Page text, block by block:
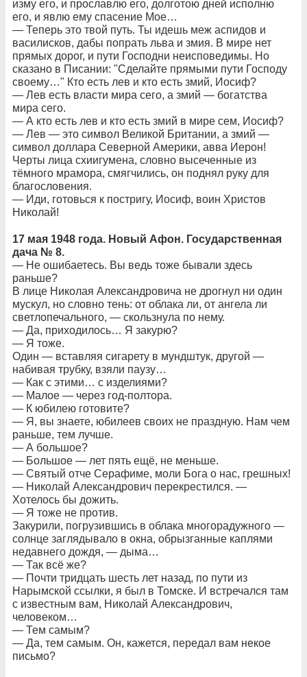
изму его, и прославлю его, долготою дней исполню
его, и явлю ему спасение Мое…
— Теперь это твой путь. Ты идешь меж аспидов и
василисков, дабы попрать льва и змия. В мире нет
прямых дорог, и пути Господни неисповедимы. Но
сказано в Писании: "Сделайте прямыми пути Господу
своему…" Кто есть лев и кто есть змий, Иосиф?
— Лев есть власти мира сего, а змий — богатства
мира сего.
— А кто есть лев и кто есть змий в мире сем, Иосиф?
— Лев — это символ Великой Британии, а змий —
символ доллара Северной Америки, авва Иерон!
Черты лица схиигумена, словно высеченные из
тёмного мрамора, смягчились, он поднял руку для
благословения.
— Иди, готовься к постригу, Иосиф, воин Христов
Николай!
17 мая 1948 года. Новый Афон. Государственная
дача № 8.
— Не ошибаетесь. Вы ведь тоже бывали здесь
раньше?
В лице Николая Александровича не дрогнул ни один
мускул, но словно тень: от облака ли, от ангела ли
светлопечального, — скользнула по нему.
— Да, приходилось… Я закурю?
— Я тоже.
Один — вставляя сигарету в мундштук, другой —
набивая трубку, взяли паузу…
— Как с этими… с изделиями?
— Малое — через год-полтора.
— К юбилею готовите?
— Я, вы знаете, юбилеев своих не праздную. Нам чем
раньше, тем лучше.
— А большое?
— Большое — лет пять ещё, не меньше.
— Святый отче Серафиме, моли Бога о нас, грешных!
— Николай Александрович перекрестился. —
Хотелось бы дожить.
— Я тоже не против.
Закурили, погрузившись в облака многорадужного —
солнце заглядывало в окна, обрызганные каплями
недавнего дождя, — дыма…
— Так всё же?
— Почти тридцать шесть лет назад, по пути из
Нарымской ссылки, я был в Томске. И встречался там
с известным вам, Николай Александрович,
человеком…
— Тем самым?
— Да, тем самым. Он, кажется, передал вам некое
письмо?